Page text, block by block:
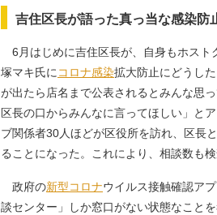
吉住区長が語った真っ当な感染防
6月はじめに吉住区長が、自身もホスト
塚マキ氏に コロナ感染拡大防止にどうし
が出たら店名まで公表されるとみんな思
区長の口からみんなに言ってほしい」と
ブ関係者30人ほどが区役所を訪れ、区長
ることになった。これにより、相談数も検
政府の新型コロナウイルス接触確認ア
談センター」しか窓口がない状態なこと